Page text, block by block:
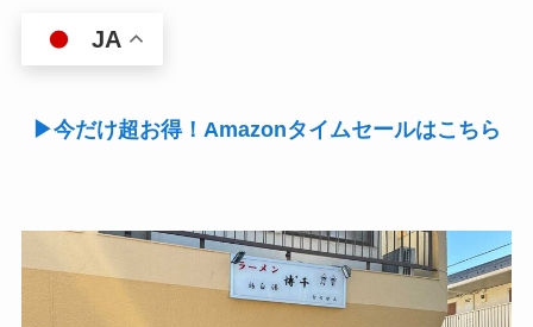
JA
▶今だけ超お得！Amazonタイムセールはこちら